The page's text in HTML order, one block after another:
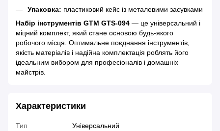
Упаковка: пластиковий кейс із металевими засувками
Набір інструментів GTM GTS-094 — це універсальний і
міцний комплект, який стане основою будь-якого
робочого місця. Оптимальне поєднання інструментів,
якість матеріалів і надійна комплектація роблять його
ідеальним вибором для професіоналів і домашніх
майстрів.
Характеристики
Тип
Універсальний